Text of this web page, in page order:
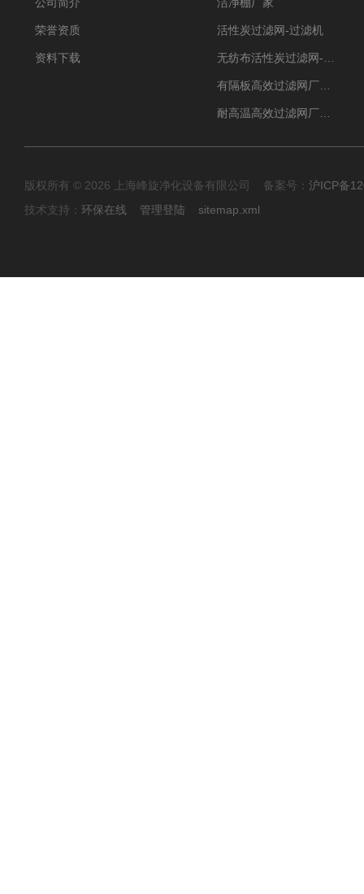
荣誉资质
资料下载
活性炭过滤网-过滤机
版权所有 © 2026 上海峰旋净化设备有限公司 备案号： 沪ICP备
技术支持： 环保在线 管理登陆 sitemap.xml